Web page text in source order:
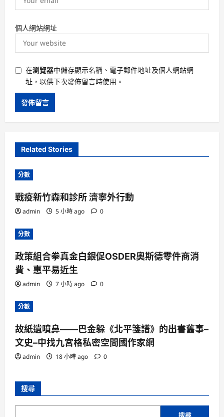
個人網站網址
在瀏覽器中儲存顯示名稱、電子郵件地址及個人網站網
址，以供下次發佈留言時使用。
Related Stories
分數
戰疫新竹森和診所 濟寧外行動
admin 5 小時 ago 0
分數
政策組合拳真金白銀促OSDER奧斯德零件商消
費、惠平易近生
admin 7 小時 ago 0
分數
故紙遺噴鼻——巴金躲《北平箋譜》的出書舊事–
文史–中找九宮格私密空間國作家網
admin 18 小時 ago 0
搜尋
搜尋